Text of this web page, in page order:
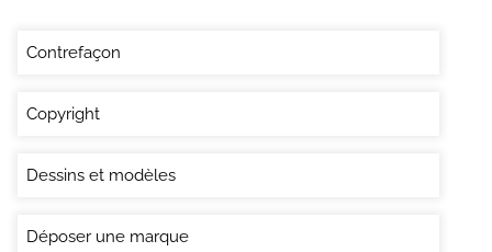
Contrefaçon
Copyright
Dessins et modèles
Déposer une marque